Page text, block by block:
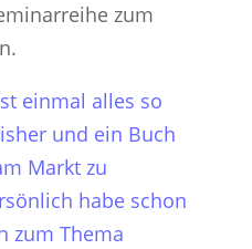
zum
einmal alles so
und ein Buch
Markt zu
habe schon
zum Thema